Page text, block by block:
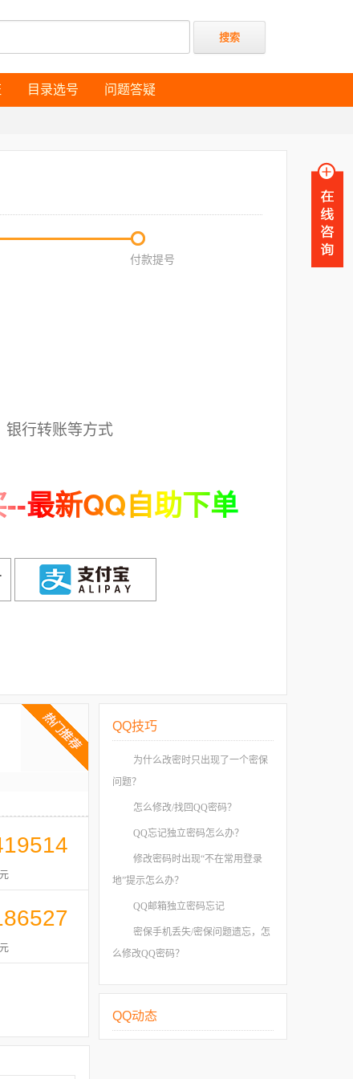
目录选号
目录选号
问题答疑
问题答疑
付款提号
银行转账等方式
最新QQ自助下单
元
元
QQ技巧
为什么改密时只出现了一个密保
问题？
怎么修改/找回QQ密码？
QQ忘记独立密码怎么办？
修改密码时出现“不在常用登录
地”提示怎么办？
QQ邮箱独立密码忘记
密保手机丢失/密保问题遗忘，怎
么修改QQ密码？
QQ动态